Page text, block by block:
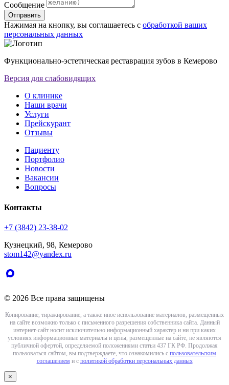
Сообщение
Отправить
Нажимая на кнопку, вы соглашаетесь с обработкой ваших
персональных данных
Функционально-эстетическая реставрация зубов в Кемерово
Версия для слабовидящих
О клинике
Наши врачи
Услуги
Прейскурант
Отзывы
Пациенту
Портфолио
Новости
Вакансии
Вопросы
Контакты
+7 (3842) 23-38-02
Кузнецкий, 98, Кемерово
stom142@yandex.ru
© 2026 Все права защищены
Копирование, тиражирование, а также иное использование материалов, размещенных
на сайте возможно только с письменного разрешения собственника сайта. Данный
интернет-сайт носит исключительно информационный характер и ни при каких
условиях информационные материалы и цены, размещенные на сайте, не являются
публичной офертой, определяемой положениями статьи 437 ГК РФ. Продолжая
пользоваться сайтом, вы подтверждаете, что ознакомились с пользовательским
соглашением и с политикой обработки персональных данных
×